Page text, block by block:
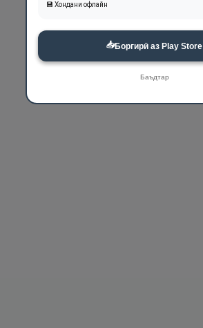
💾 Хондани офлайн
📥Боргирӣ аз Play Store
Баъдтар